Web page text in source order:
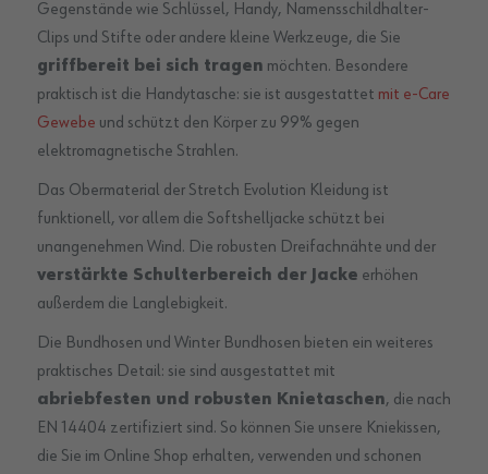
Gegenstände wie Schlüssel, Handy, Namensschildhalter-
Clips und Stifte oder andere kleine Werkzeuge, die Sie
griffbereit bei sich tragen möchten. Besondere
praktisch ist die Handytasche: sie ist ausgestattet mit e-Care
Gewebe und schützt den Körper zu 99% gegen
elektromagnetische Strahlen.
Das Obermaterial der Stretch Evolution Kleidung ist
funktionell, vor allem die Softshelljacke schützt bei
unangenehmen Wind. Die robusten Dreifachnähte und der
verstärkte Schulterbereich der Jacke erhöhen
außerdem die Langlebigkeit.
Die Bundhosen und Winter Bundhosen bieten ein weiteres
praktisches Detail: sie sind ausgestattet mit
abriebfesten und robusten Knietaschen, die nach
EN 14404 zertifiziert sind. So können Sie unsere Kniekissen,
die Sie im Online Shop erhalten, verwenden und schonen